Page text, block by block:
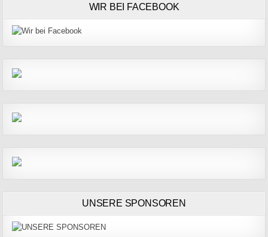
WIR BEI FACEBOOK
UNSERE SPONSOREN